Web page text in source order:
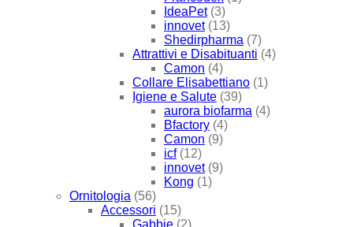
IdeaPet (3)
innovet (13)
Shedirpharma (7)
Attrattivi e Disabituanti (4)
Camon (4)
Collare Elisabettiano (1)
Igiene e Salute (39)
aurora biofarma (4)
Bfactory (4)
Camon (9)
icf (12)
innovet (9)
Kong (1)
Ornitologia (56)
Accessori (15)
Gabbie (2)